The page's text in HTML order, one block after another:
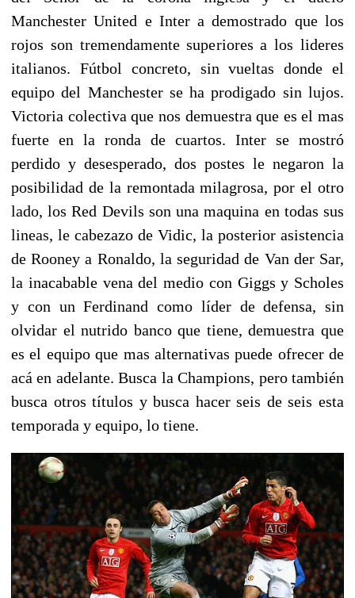
Manchester United e Inter a demostrado que los
rojos son tremendamente superiores a los lideres
italianos. Fútbol concreto, sin vueltas donde el
equipo del Manchester se ha prodigado sin lujos.
Victoria colectiva que nos demuestra que es el mas
fuerte en la ronda de cuartos. Inter se mostró
perdido y desesperado, dos postes le negaron la
posibilidad de la remontada milagrosa, por el otro
lado, los Red Devils son una maquina en todas sus
lineas, le cabezazo de Vidic, la posterior asistencia
de Rooney a Ronaldo, la seguridad de Van der Sar,
la inacabable vena del medio con Giggs y Scholes
y con un Ferdinand como líder de defensa, sin
olvidar el nutrido banco que tiene, demuestra que
es el equipo que mas alternativas puede ofrecer de
acá en adelante. Busca la Champions, pero también
busca otros títulos y busca hacer seis de seis esta
temporada y equipo, lo tiene.